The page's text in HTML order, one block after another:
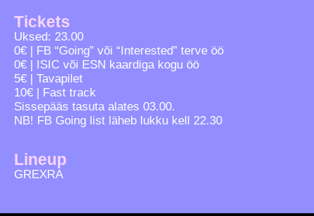
Tickets
Uksed: 23.00
0€ | FB “Going” või “Interested” terve öö
0€ | ISIC või ESN kaardiga kogu öö
5€ | Tavapilet
10€ | Fast track
Sissepääs tasuta alates 03.00.
NB! FB Going list läheb lukku kell 22.30
Lineup
GREXRA